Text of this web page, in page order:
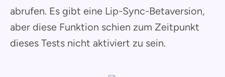
abrufen. Es gibt eine Lip-Sync-Betaversion,
aber diese Funktion schien zum Zeitpunkt
dieses Tests nicht aktiviert zu sein.